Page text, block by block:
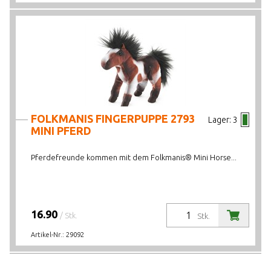
Lager: 3
FOLKMANIS FINGERPUPPE 2793
MINI PFERD
Pferdefreunde kommen mit dem Folkmanis® Mini Horse...
Stk.
16.90 / Stk.
Artikel-Nr.: 29092